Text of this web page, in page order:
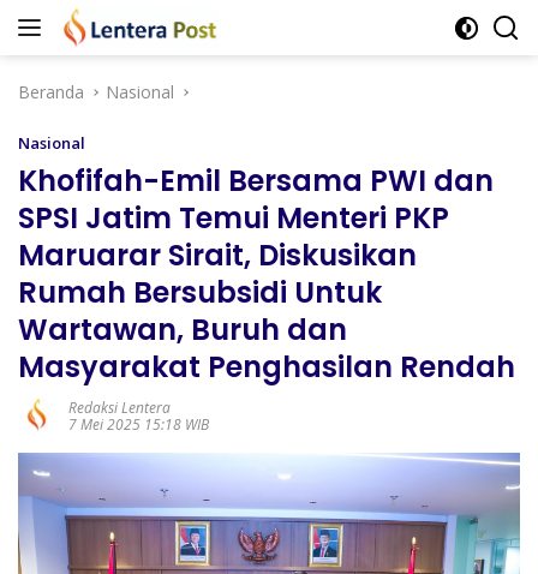
Langsung
Beranda
Nasional
Nasional
Khofifah-Emil Bersama PWI dan
SPSI Jatim Temui Menteri PKP
Maruarar Sirait, Diskusikan
Rumah Bersubsidi Untuk
Wartawan, Buruh dan
Masyarakat Penghasilan Rendah
Redaksi Lentera
7 Mei 2025 15:18 WIB